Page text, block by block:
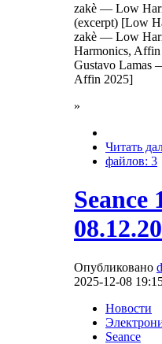
zakè — Low
(excerpt) [Low
zakè — Low
Harmonics,
Gustavo Lamas
Affin 2025]
»
Читать
файлов: 3
Seance
Опубликовано
2025-12-08
Новости
Seance